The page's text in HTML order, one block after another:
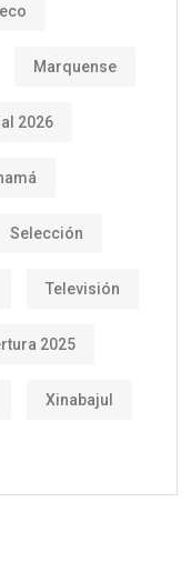
Marquense
2026
Selección
Televisión
2025
Xinabajul